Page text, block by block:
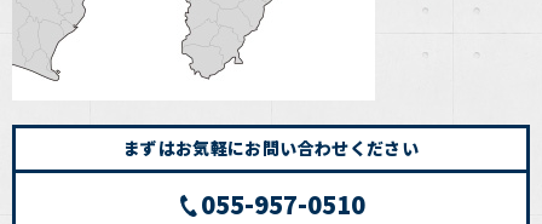
まずはお気軽にお問い合わせください
055-957-0510